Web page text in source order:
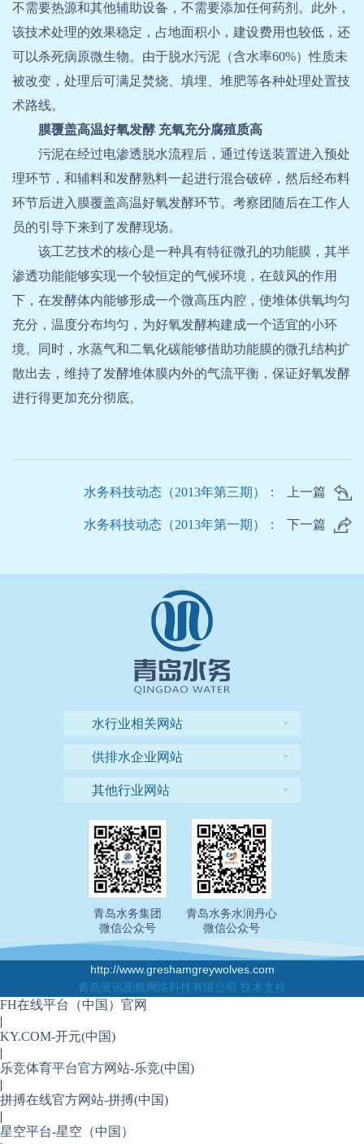
不需要热源和其他辅助设备，不需要添加任何药剂。此外，
该技术处理的效果稳定，占地面积小，建设费用也较低，还
可以杀死病原微生物。由于脱水污泥（含水率60%）性质未
被改变，处理后可满足焚烧、填埋、堆肥等各种处理处置技
术路线。
膜覆盖高温好氧发酵 充氧充分腐殖质高
污泥在经过电渗透脱水流程后，通过传送装置进入预处
理环节，和辅料和发酵熟料一起进行混合破碎，然后经布料
环节后进入膜覆盖高温好氧发酵环节。考察团随后在工作人
员的引导下来到了发酵现场。
该工艺技术的核心是一种具有特征微孔的功能膜，其半
渗透功能能够实现一个较恒定的气候环境，在鼓风的作用
下，在发酵体内能够形成一个微高压内腔，使堆体供氧均匀
充分，温度分布均匀，为好氧发酵构建成一个适宜的小环
境。同时，水蒸气和二氧化碳能够借助功能膜的微孔结构扩
散出去，维持了发酵堆体膜内外的气流平衡，保证好氧发酵
进行得更加充分彻底。
水务科技动态（2013年第三期）： 上一篇
水务科技动态（2013年第一期）： 下一篇
水行业相关网站 ▼
供排水企业网站 ▼
其他行业网站 ▼
青岛水务集团
微信公众号
青岛水务水润丹心
微信公众号
http://www.greshamgreywolves.com
青岛亚讯图航网络科技有限公司 技术支持
FH在线平台（中国）官网
|
KY.COM-开元(中国)
|
乐竞体育平台官方网站-乐竞(中国)
|
拼搏在线官方网站-拼搏(中国)
|
星空平台-星空（中国）